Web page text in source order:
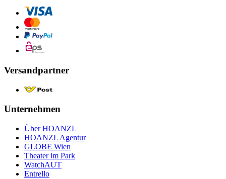
Versandpartner
Unternehmen
Über HOANZL
HOANZL Agentur
GLOBE Wien
Theater im Park
WatchAUT
Entrello